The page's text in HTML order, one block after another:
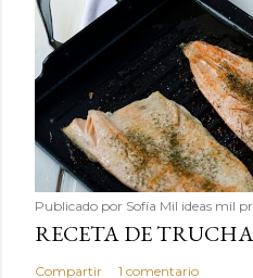
Publicado por Sofía Mil ideas mil
RECETA DE
Compartir 1 comentario